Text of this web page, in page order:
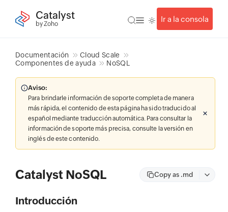
Catalyst
by Zoho
Ir a la consola
Documentación
Cloud Scale
Componentes de ayuda
NoSQL
Aviso:
Para brindarle información de soporte completa de manera
más rápida, el contenido de esta página ha sido traducido al
español mediante traducción automática. Para consultar la
información de soporte más precisa, consulte la versión en
inglés de este contenido.
Catalyst NoSQL Copy as .md
Introducción